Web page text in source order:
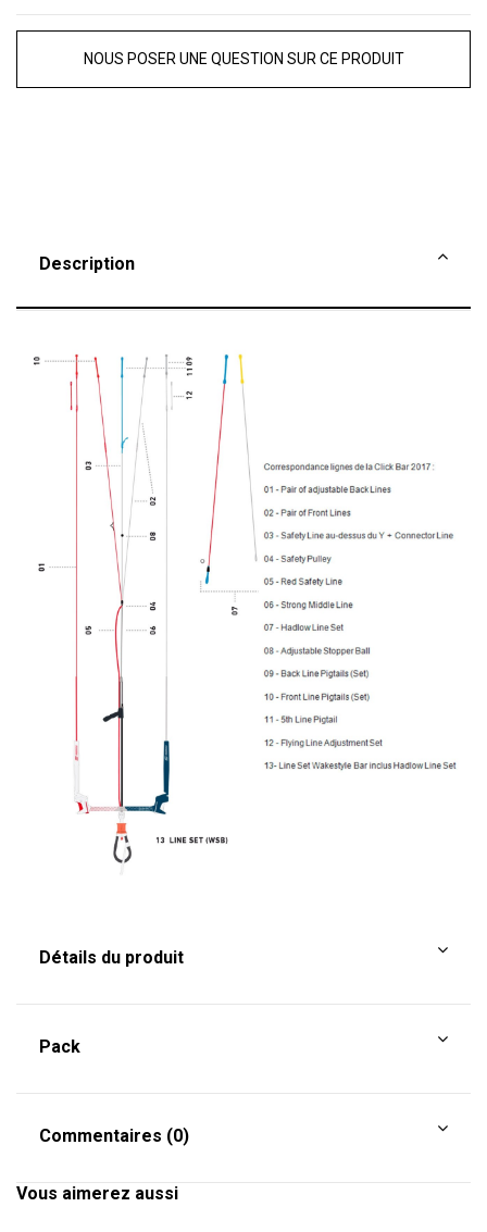
NOUS POSER UNE QUESTION SUR CE PRODUIT
Description
Détails du produit
Pack
Commentaires (0)
Vous aimerez aussi